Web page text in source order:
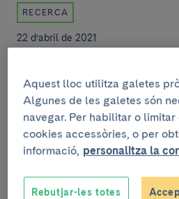
RECERCA
22 d’abril de 2021
un any més de
pacients de COVID-
recerca
S’han recollit 43.000 mostres
Aquest lloc utilitza galetes
Algunes de les galetes són
navegar. Per habilitar o
cookies accessòries, o per
informació, personalitza la
Rebutjar-les totes